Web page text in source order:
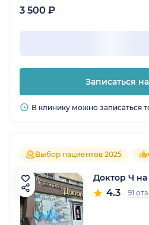
3 500 ₽
Записаться
В клинику можно записаться
Выбор пациентов 2025
Доктор Ч
4.3 91